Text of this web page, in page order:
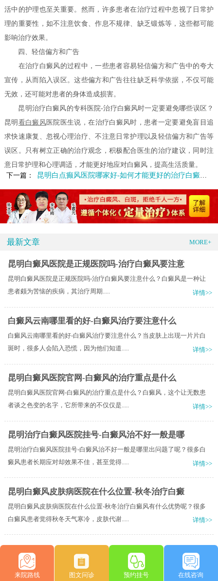
活中的护理也至关重要。然而，许多患者在治疗过程中忽视了日常护
理的重要性，如不注意饮食、作息不规律、缺乏锻炼等，这些都可能
影响治疗效果。
四、轻信偏方和广告
在治疗白癜风的过程中，一些患者容易轻信偏方和广告中的夸大
宣传，从而陷入误区。这些偏方和广告往往缺乏科学依据，不仅可能
无效，还可能对患者的身体造成损害。
昆明治疗白癜风的专科医院-治疗白癜风时一定要避免哪些误区？
昆明 看白癜风 医院医生说，在治疗白癜风时，患者一定要避免盲目追
求快速康复、忽视心理治疗、不注意日常护理以及轻信偏方和广告等
误区。只有树立正确的治疗观念，积极配合医生的治疗建议，同时注
意日常护理和心理调适，才能更好地应对白癜风，提高生活质量。
下一篇：
昆明白点癫风医院哪家好-如何才能更好的治疗白癜风呢
最新文章 MORE+
昆明白癜风医院是正规医院吗-治疗白癜风要注意
昆明白癜风医院是正规医院吗-治疗白癜风要注意什么？​白癜风是一种让
患者颇为苦恼的疾病，其治疗周期.....
详情>>
白癜风云南哪里看的好-白癜风治疗要注意什么
白癜风云南哪里看的好-白癜风治疗要注意什么？当皮肤上出现一片片白
斑时，很多人会陷入恐慌，因为他们知道.....
详情>>
昆明白癜风医院官网-白癜风的治疗重点是什么
昆明白癜风医院官网-白癜风的治疗重点是什么？白癜风，这个让无数患
者谈之色变的名字，它所带来的不仅仅是.....
详情>>
昆明治疗白癜风医院挂号-白癜风治不好一般是哪
昆明治疗白癜风医院挂号-白癜风治不好一般是哪里出问题了呢？很多白
癜风患者长期应对却效果不佳，甚至觉得.....
详情>>
昆明白癜风皮肤病医院在什么位置-秋冬治疗白癜
昆明白癜风皮肤病医院在什么位置-秋冬治疗白癜风有什么优势呢？很多
白癜风患者觉得秋冬天气寒冷，皮肤代谢.....
详情>>
来院路线 图文问诊 预约挂号 在线咨询